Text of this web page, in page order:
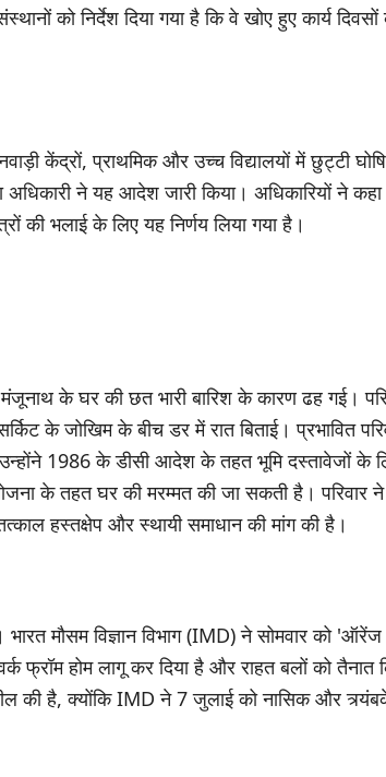
को निर्देश दिया गया है कि वे खोए हुए कार्य दिवसों
केंद्रों, प्राथमिक और उच्च विद्यालयों में छुट्टी
अधिकारी ने यह आदेश जारी किया। अधिकारियों ने
की भलाई के लिए यह निर्णय लिया गया है।
के घर की छत भारी बारिश के कारण ढह गई।
के जोखिम के बीच डर में रात बिताई। प्रभावित
उन्होंने 1986 के डीसी आदेश के तहत भूमि दस्तावेजों के
के तहत घर की मरम्मत की जा सकती है। परिवार
हस्तक्षेप और स्थायी समाधान की मांग की है।
भारत मौसम विज्ञान विभाग (IMD) ने सोमवार को
फ्रॉम होम लागू कर दिया है और राहत बलों को तैनात
की है, क्योंकि IMD ने 7 जुलाई को नासिक और